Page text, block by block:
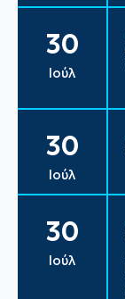
30
Ιούλ
30
Ιούλ
30
Ιούλ